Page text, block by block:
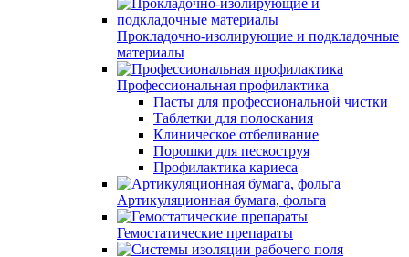
Прокладочно-изолирующие и подкладочные
материалы
Профессиональная профилактика
Пасты для профессиональной чистки
Таблетки для полоскания
Клиническое отбеливание
Порошки для пескоструя
Профилактика кариеса
Артикуляционная бумага, фольга
Гемостатические препараты